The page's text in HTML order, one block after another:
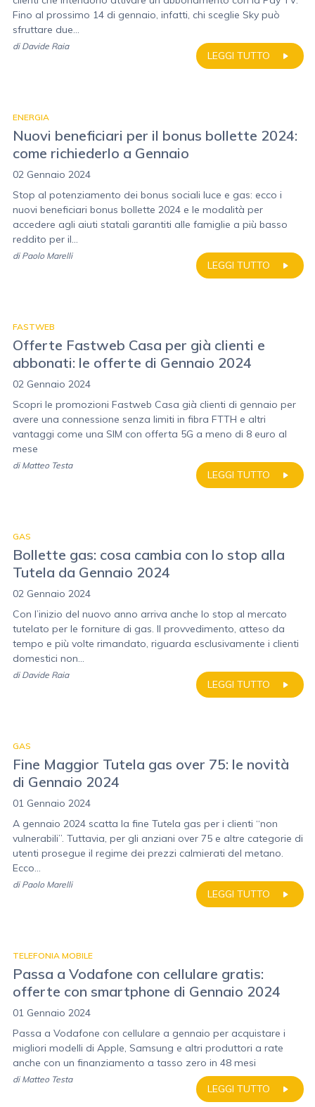
Fino al prossimo 14 di gennaio, infatti, chi sceglie Sky può
sfruttare due...
LEGGI TUTTO
di Davide Raia
ENERGIA
Nuovi beneficiari per il bonus bollette 2024:
come richiederlo a Gennaio
02 Gennaio 2024
Stop al potenziamento dei bonus sociali luce e gas: ecco i
nuovi beneficiari bonus bollette 2024 e le modalità per
accedere agli aiuti statali garantiti alle famiglie a più basso
reddito per il...
LEGGI TUTTO
di Paolo Marelli
FASTWEB
Offerte Fastweb Casa per già clienti e
abbonati: le offerte di Gennaio 2024
02 Gennaio 2024
Scopri le promozioni Fastweb Casa già clienti di gennaio per
avere una connessione senza limiti in fibra FTTH e altri
vantaggi come una SIM con offerta 5G a meno di 8 euro al
mese
LEGGI TUTTO
di Matteo Testa
GAS
Bollette gas: cosa cambia con lo stop alla
Tutela da Gennaio 2024
02 Gennaio 2024
Con l’inizio del nuovo anno arriva anche lo stop al mercato
tutelato per le forniture di gas. Il provvedimento, atteso da
tempo e più volte rimandato, riguarda esclusivamente i clienti
domestici non...
LEGGI TUTTO
di Davide Raia
GAS
Fine Maggior Tutela gas over 75: le novità
di Gennaio 2024
01 Gennaio 2024
A gennaio 2024 scatta la fine Tutela gas per i clienti “non
vulnerabili”. Tuttavia, per gli anziani over 75 e altre categorie di
utenti prosegue il regime dei prezzi calmierati del metano.
Ecco...
LEGGI TUTTO
di Paolo Marelli
TELEFONIA MOBILE
Passa a Vodafone con cellulare gratis:
offerte con smartphone di Gennaio 2024
01 Gennaio 2024
Passa a Vodafone con cellulare a gennaio per acquistare i
migliori modelli di Apple, Samsung e altri produttori a rate
anche con un finanziamento a tasso zero in 48 mesi
LEGGI TUTTO
di Matteo Testa